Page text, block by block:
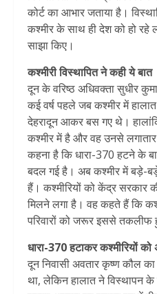
कोर्ट का आभार जताया है।
कश्मीर के साथ ही देश को हो रहे
साझा किए।
कश्मीरी विस्थापित ने कही ये बात
दून के वरिष्ठ अधिवक्ता सुधीर
कई वर्ष पहले जब कश्मीर में
देहरादून आकर बस गए थे।
कश्मीर में है और वह उनसे
कहना है कि धारा-370 हटने के
बदल गई है। अब कश्मीर में बड़े-
हैं। कश्मीरियों को केंद्र सरकार
मिलने लगा है। वह कहते हैं कि
परिवारों को जरूर इससे
धारा-370 हटाकर कश्मीरियों
दून निवासी अवतार कृष्ण कौल का
था, लेकिन हालात ने विस्थापन